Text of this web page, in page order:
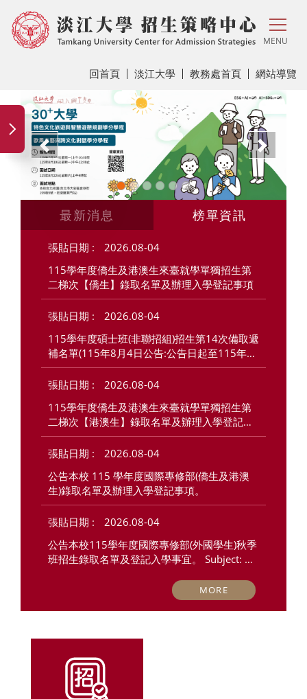
MENU
回首頁 淡江大學 教務處首頁 網站導覽
上一頁
最新消息 榜單資訊
2026.08-04
115學年度僑生及港澳生來臺就學單獨招生第
二梯次【僑生】錄取名單及辦理入學登記事項
2026.08-04
115學年度碩士班(非聯招組)招生第14次備取遞
補名單(115年8月4日公告:公告日起至115年8
月11日上午10:00止線上報到)
2026.08-04
115學年度僑生及港澳生來臺就學單獨招生第
二梯次【港澳生】錄取名單及辦理入學登記事
項
2026.08-04
公告本校 115 學年度國際專修部(僑生及港澳
生)錄取名單及辦理入學登記事項。
2026.08-04
公告本校115學年度國際專修部(外國學生)秋季
班招生錄取名單及登記入學事宜。 Subject: Ad
the Admissions of International Foundation
Program(International Students) for Fall Se
MORE